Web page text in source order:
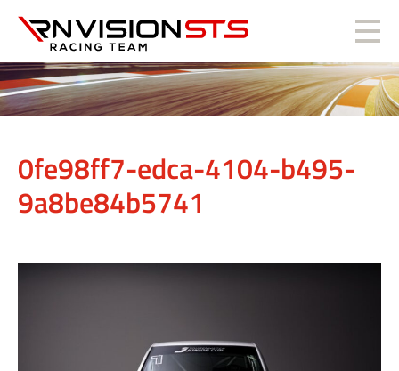
RN Vision STS
0fe98ff7-edca-4104-b495-
9a8be84b5741